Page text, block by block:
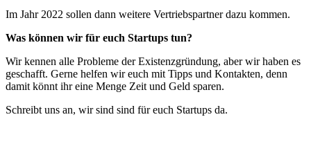
Im Jahr 2022 sollen dann weitere Vertriebspartner dazu kommen.
Was können wir für euch Startups tun?
Wir kennen alle Probleme der Existenzgründung, aber wir haben es
geschafft. Gerne helfen wir euch mit Tipps und Kontakten, denn
damit könnt ihr eine Menge Zeit und Geld sparen.
Schreibt uns an, wir sind sind für euch Startups da.